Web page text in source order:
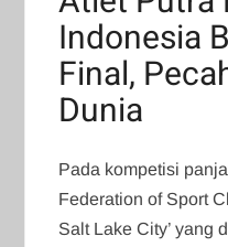
Indonesia
Final,
Dunia
Pada kompetisi
Federation of Sport
Salt Lake City’ yang